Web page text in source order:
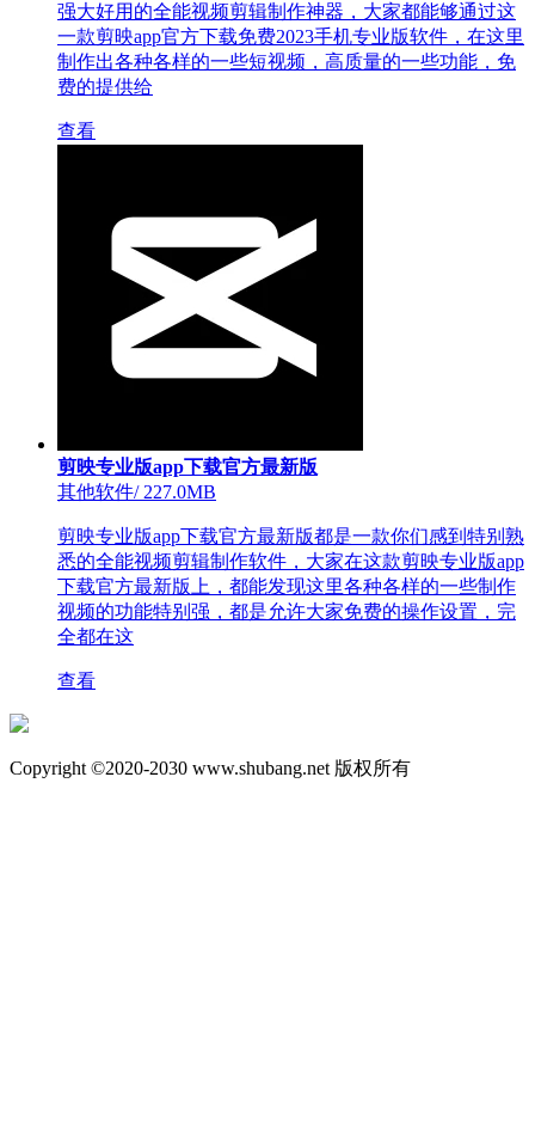
强大好用的全能视频剪辑制作神器，大家都能够通过这
一款剪映app官方下载免费2023手机专业版软件，在这里
制作出各种各样的一些短视频，高质量的一些功能，免
费的提供给
查看
剪映专业版app下载官方最新版
其他软件/227.0MB
剪映专业版app下载官方最新版都是一款你们感到特别熟
悉的全能视频剪辑制作软件，大家在这款剪映专业版app
下载官方最新版上，都能发现这里各种各样的一些制作
视频的功能特别强，都是允许大家免费的操作设置，完
全都在这
查看
Copyright ©2020-2030 www.shubang.net 版权所有